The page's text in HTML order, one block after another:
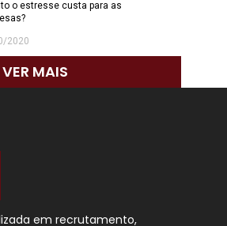
o estresse custa para as
2020
VER MAIS
em recrutamento,